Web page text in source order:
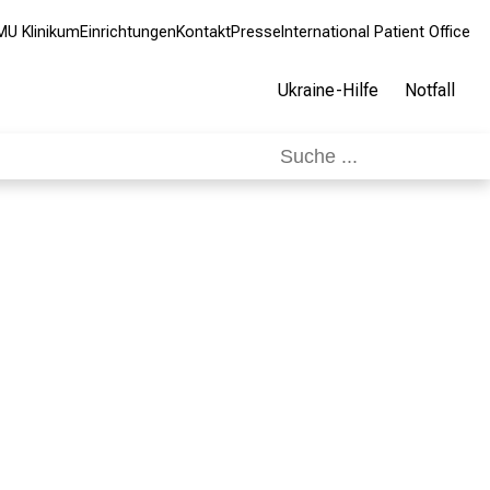
KlinikumEinrichtungenKontaktPresse International Patient Office
Ukraine-Hilfe Notfall